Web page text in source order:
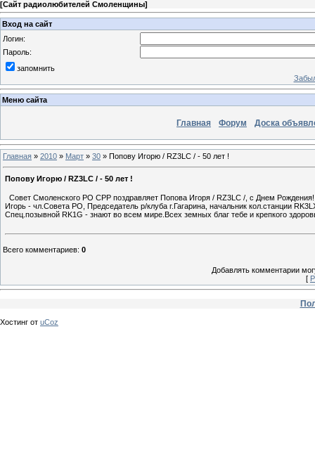
[Сайт радиолюбителей Смоленщины]
Вход на сайт
Логин:
Пароль:
запомнить
Меню сайта
Главная Форум Доска
Главная » 2010 » Март » 30 » Попову Игорю / RZ3LC / - 50 лет !
Попову Игорю / RZ3LC / - 50 лет !
Совет Смоленского РО СРР поздравляет Попова Игоря / RZ3LC /, с Днем Рождения!
Игорь - чл.Совета РО, Председатель р/клуба г.Гагарина, начальник кол.станции
Спец.позывной RK1G - знают во всем мире.Всех земных благ тебе и крепкого
Всего комментариев: 0
Добавлять комментарии
[
Хостинг от uCoz